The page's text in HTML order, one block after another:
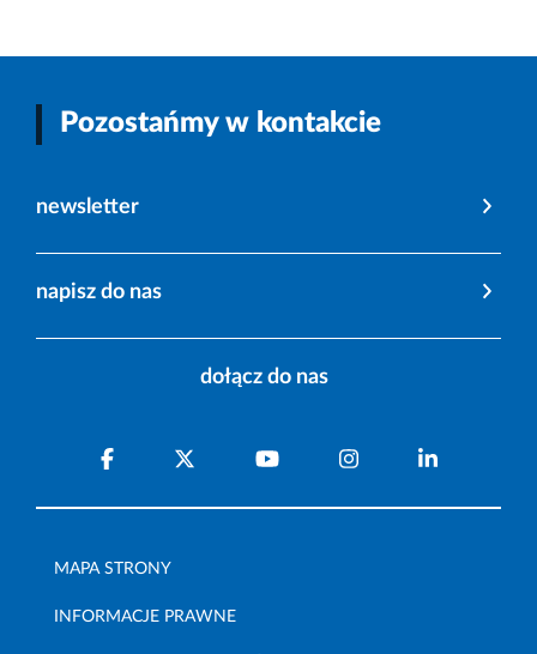
Pozostańmy w kontakcie
newsletter
napisz do nas
dołącz do nas
MAPA STRONY
INFORMACJE PRAWNE